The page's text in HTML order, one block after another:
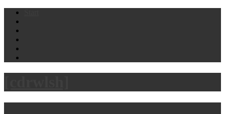
Skip
content